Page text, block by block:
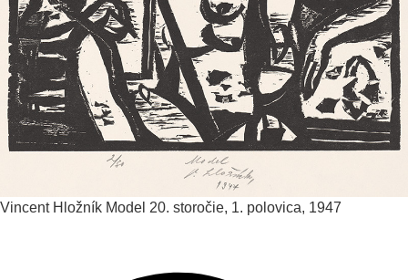
Vincent Hložník Model 20. storočie, 1. polovica, 1947